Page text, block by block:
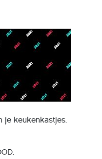
je keukenkastjes.